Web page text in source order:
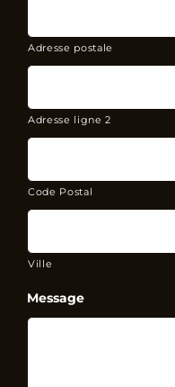
Adresse postale
Adresse ligne 2
Code Postal
Ville
Message